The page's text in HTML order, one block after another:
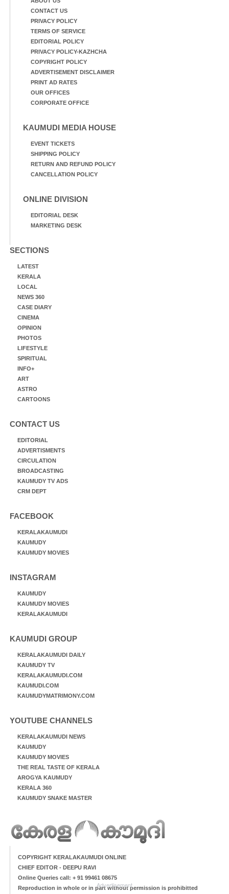
CONTACT US
PRIVACY POLICY
TERMS OF SERVICE
EDITORIAL POLICY
PRIVACY POLICY-KAZHCHA
COPYRIGHT POLICY
ADVERTISEMENT DISCLAIMER
PRINT AD RATES
OUR OFFICES
CORPORATE OFFICE
KAUMUDI MEDIA HOUSE
EVENT TICKETS
SHIPPING POLICY
RETURN AND REFUND POLICY
CANCELLATION POLICY
ONLINE DIVISION
EDITORIAL DESK
MARKETING DESK
SECTIONS
LATEST
KERALA
LOCAL
NEWS 360
CASE DIARY
CINEMA
OPINION
PHOTOS
LIFESTYLE
SPIRITUAL
INFO+
ART
ASTRO
CARTOONS
CONTACT US
EDITORIAL
ADVERTISMENTS
CIRCULATION
BROADCASTING
KAUMUDY TV ADS
CRM DEPT
FACEBOOK
KERALAKAUMUDI
KAUMUDY
KAUMUDY MOVIES
INSTAGRAM
KAUMUDY
KAUMUDY MOVIES
KERALAKAUMUDI
KAUMUDI GROUP
KERALAKAUMUDI DAILY
KAUMUDY TV
KERALAKAUMUDI.COM
KAUMUDI.COM
KAUMUDYMATRIMONY.COM
YOUTUBE CHANNELS
KERALAKAUMUDI NEWS
KAUMUDY
KAUMUDY MOVIES
THE REAL TASTE OF KERALA
AROGYA KAUMUDY
KERALA 360
KAUMUDY SNAKE MASTER
COPYRIGHT KERALAKAUMUDI ONLINE
CHIEF EDITOR - DEEPU RAVI
Online Queries call: + 91 99461 08675
Reproduction in whole or in part without permission is prohibitted
Advertisement